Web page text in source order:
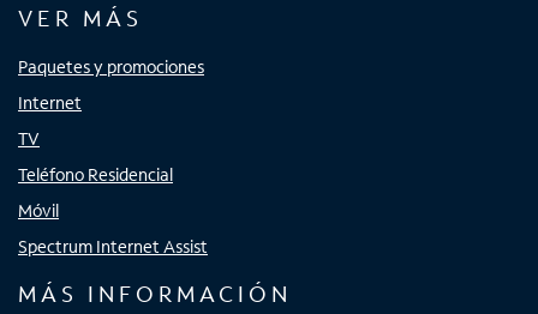
VER MÁS
Paquetes y promociones
Internet
TV
Teléfono Residencial
Móvil
Spectrum Internet Assist
MÁS INFORMACIÓN